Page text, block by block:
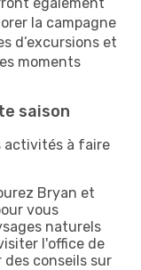
la campagne
d’excursions et
moments
saison
activités à faire
Bryan et
vous
naturels
l'office de
conseils sur